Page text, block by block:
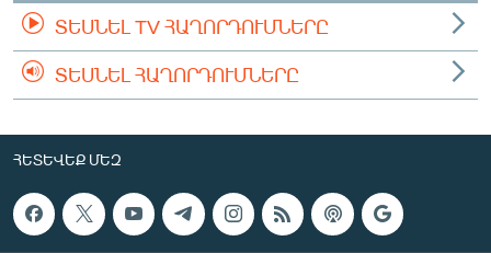
ՏԵՍՆԵԼ TV ՀԱՂՈՐԴՈՒՄՆԵՐԸ
ՏԵՍՆԵԼ ՀԱՂՈՐԴՈՒՄՆԵՐԸ
ՀԵՏԵՎԵՔ ՄԵԶ